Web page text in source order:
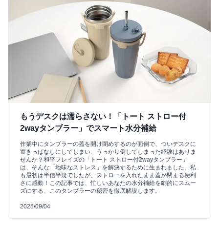
もうデスクは濡らさない！「トート ストロー付
2wayタンブラー」でスマート水分補給
作業中にタンブラーの蓋を開け閉めするのが面倒で、ついデスクに
置きっぱなしにしてしまい、うっかり倒してしまった経験はありま
せんか？和平フレイズの「トート ストロー付2wayタンブラー」
は、そんな「地味なストレス」を解決するために生まれました。私
も最初は半信半疑でしたが、ストローを入れたまま蓋が閉まる便利
さに感動！この記事では、忙しいあなたの水分補給を劇的にスムー
ズにする、このタンブラーの秘密を徹底解説します。
2025/09/04